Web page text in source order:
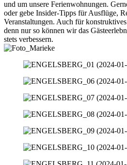
und um unsere Ferienwohnungen.
oder gebe Insider-Tipps für Ausflüge,
Veranstaltungen. Auch für
denn nur so können wir das
stets verbessern.